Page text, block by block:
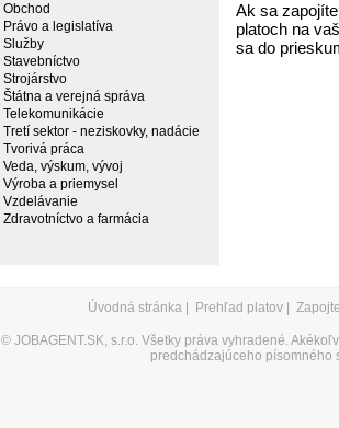
Obchod
Právo a legislatíva
Služby
Stavebníctvo
Strojárstvo
Štátna a verejná správa
Telekomunikácie
Tretí sektor - neziskovky, nadácie
Tvorivá práca
Veda, výskum, vývoj
Výroba a priemysel
Vzdelávanie
Zdravotníctvo a farmácia
Ak sa
platoch na
sa do
Úvodná stránka Prehľad platov
© JOBAGENT.SK, s.r.o. Všetky práva vyhradené.
predchádzajúceho písomného